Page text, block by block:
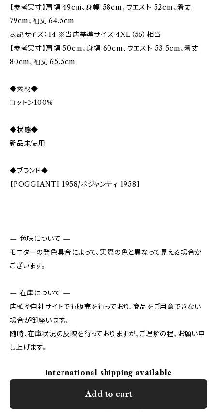
【参考実寸】肩幅 49cm、身幅 58cm、ウエスト 52cm、着丈
79cm、袖丈 64.5cm
表記サイズ：44 ※当店基準サイズ 4XL（56）相当
【参考実寸】肩幅 50cm、身幅 60cm、ウエスト 53.5cm、着丈
80cm、袖丈 65.5cm
◆素材◆
コットン100%
◆状態◆
新品未使用
◆ブランド◆
【POGGIANTI 1958/ポジャンティ 1958】
— 色味について —
モニターの発色具合によって、実際の色と異なって見える場合が
ございます。
— 在庫について —
店頭や自社サイトでも販売を行っており、商品をご用意できない
場合が御座います。
随時、在庫状況の反映を行っておりますが、ご理解の程、お願い申
し上げます。
International shipping available
Add to cart